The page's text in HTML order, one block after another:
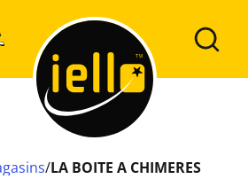
/LA BOITE A CHIMERES